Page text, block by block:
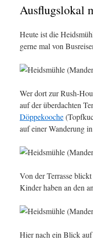
Ausflugslokal
Heute ist die
gerne mal von
Wer dort zur Rush-
auf der überdachten
Döppekooche
auf einer Wanderung
Von der Terrasse
Kinder haben an den
Hier nach ein Blick